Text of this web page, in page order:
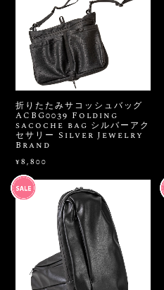
折りたたみサコッシュバッグ
ACBG0039 Folding
sacoche bag シルバーアク
セサリー Silver Jewelry
Brand
¥8,800